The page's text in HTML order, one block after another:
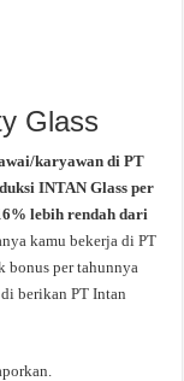
Glass
karyawan di PT
INTAN Glass per
lebih rendah dari
kamu bekerja di PT
bonus per tahunnya
berikan PT Intan